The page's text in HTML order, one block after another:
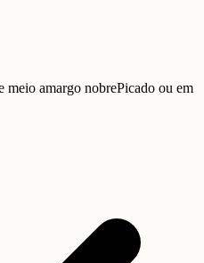
meio amargo nobrePicado ou em